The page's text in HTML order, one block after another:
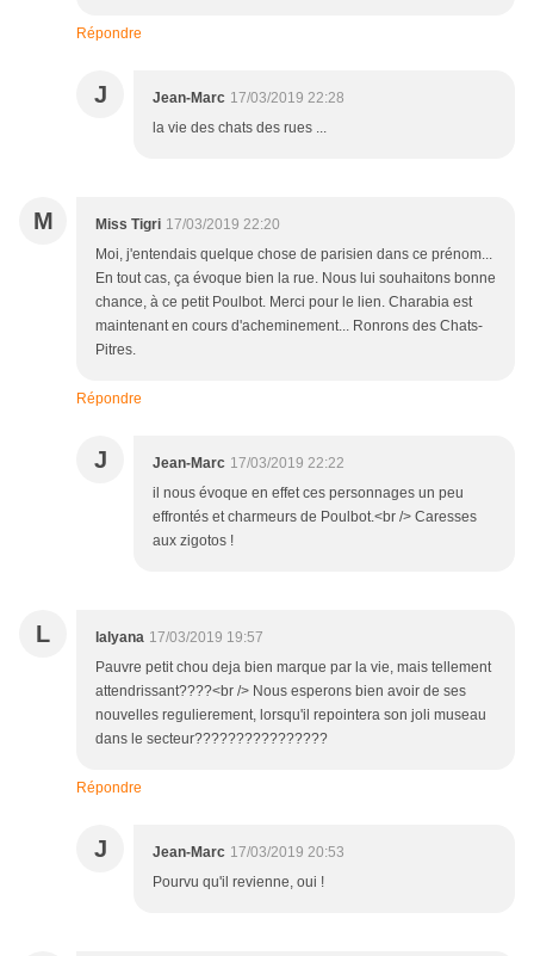
Répondre
J Jean-Marc 17/03/2019 22:28
la vie des chats des rues ...
M Miss Tigri 17/03/2019 22:20
Moi, j'entendais quelque chose de parisien dans ce prénom...
En tout cas, ça évoque bien la rue. Nous lui souhaitons bonne
chance, à ce petit Poulbot. Merci pour le lien. Charabia est
maintenant en cours d'acheminement... Ronrons des Chats-
Pitres.
Répondre
J Jean-Marc 17/03/2019 22:22
il nous évoque en effet ces personnages un peu
effrontés et charmeurs de Poulbot.<br /> Caresses
aux zigotos !
L lalyana 17/03/2019 19:57
Pauvre petit chou deja bien marque par la vie, mais tellement
attendrissant????<br /> Nous esperons bien avoir de ses
nouvelles regulierement, lorsqu'il repointera son joli museau
dans le secteur????????????????
Répondre
J Jean-Marc 17/03/2019 20:53
Pourvu qu'il revienne, oui !